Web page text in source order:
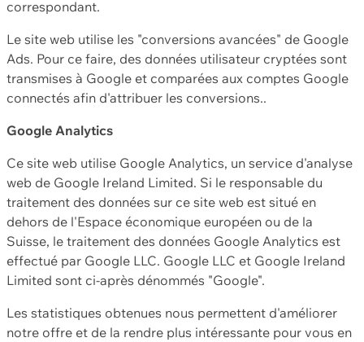
correspondant.
Le site web utilise les "conversions avancées" de Google
Ads. Pour ce faire, des données utilisateur cryptées sont
transmises à Google et comparées aux comptes Google
connectés afin d'attribuer les conversions..
Google Analytics
Ce site web utilise Google Analytics, un service d'analyse
web de Google Ireland Limited. Si le responsable du
traitement des données sur ce site web est situé en
dehors de l'Espace économique européen ou de la
Suisse, le traitement des données Google Analytics est
effectué par Google LLC. Google LLC et Google Ireland
Limited sont ci-après dénommés "Google".
Les statistiques obtenues nous permettent d'améliorer
notre offre et de la rendre plus intéressante pour vous en